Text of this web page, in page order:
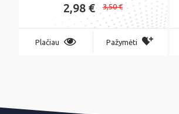
2,98 € 3,50 €
Plačiau Pažymėti